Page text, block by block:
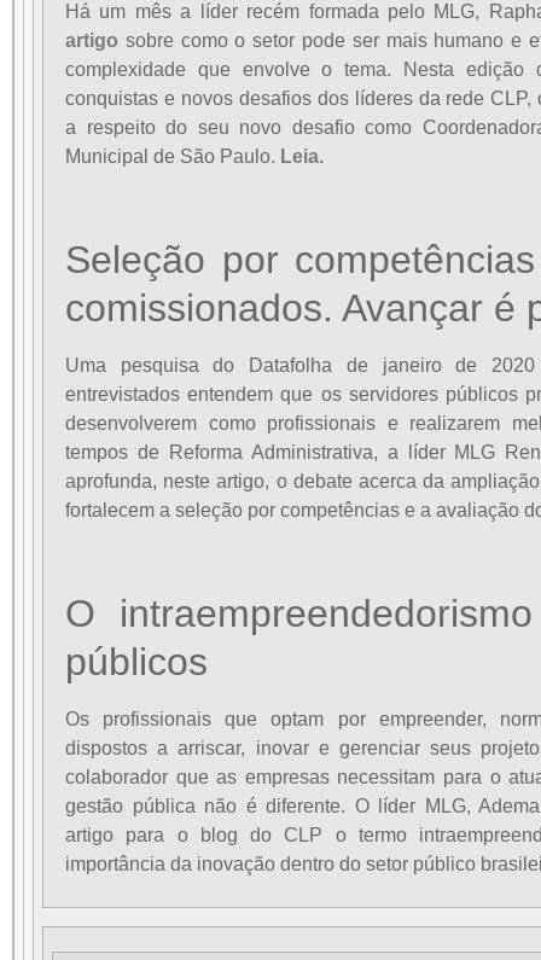
Há um mês a líder recém formada pelo MLG,
artigo sobre como o setor pode ser mais humano e
complexidade que envolve o tema. Nesta
conquistas e novos desafios dos líderes da rede
a respeito do seu novo desafio como
Municipal de São Paulo. Leia.
Seleção por
comissionados. Avançar é
Uma pesquisa do Datafolha de janeiro de
entrevistados entendem que os servidores públicos
desenvolverem como profissionais e realizarem
tempos de Reforma Administrativa, a líder MLG
aprofunda, neste artigo, o debate acerca da
fortalecem a seleção por competências e a avaliação
O
públicos
Os profissionais que optam por empreender,
dispostos a arriscar, inovar e gerenciar seus
colaborador que as empresas necessitam para o
gestão pública não é diferente. O líder MLG,
artigo para o blog do CLP o termo
importância da inovação dentro do setor público